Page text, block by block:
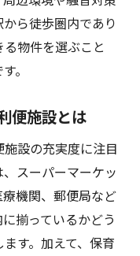
ら徒歩圏内であり
物件を選ぶこと
。
便施設とは
設の充実度に注目
スーパーマーケッ
機関、郵便局など
揃っているかどう
す。加えて、保育